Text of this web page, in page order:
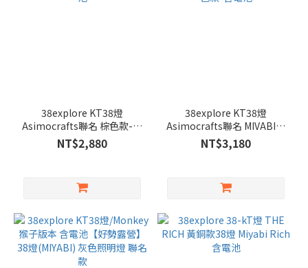
38explore KT38燈
Asimocrafts聯名 棕色款-含
電池
NT$2,880
38explore KT38燈
Asimocrafts聯名 MIVABI色
紅色款-含電池
NT$3,180